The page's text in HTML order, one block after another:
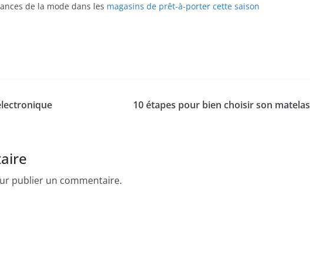
de la mode dans les magasins de prêt-à-porter cette saison
10 étapes pour bien choisir son matelas
publier un commentaire.